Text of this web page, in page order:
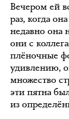
Вечером ей
раз, когда
недавно она
они с
плёночные
удивлению,
множество
эти пятна
из